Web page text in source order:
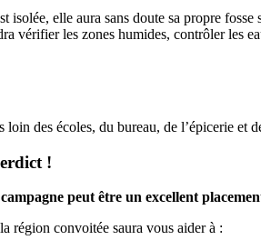
isolée, elle aura sans doute sa propre
vérifier les zones humides, contrôler les
des écoles, du bureau, de l’épicerie et
!
peut être un excellent
région convoitée saura vous aider à :